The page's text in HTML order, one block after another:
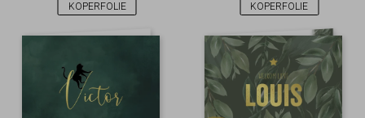
KOPERFOLIE KOPERFOLIE